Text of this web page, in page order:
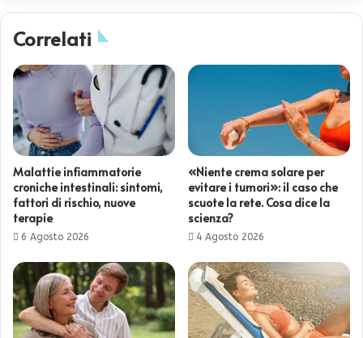
Correlati
Malattie infiammatorie
croniche intestinali: sintomi,
fattori di rischio, nuove
terapie
6 Agosto 2026
«Niente crema solare per
evitare i tumori»: il caso che
scuote la rete. Cosa dice la
scienza?
4 Agosto 2026